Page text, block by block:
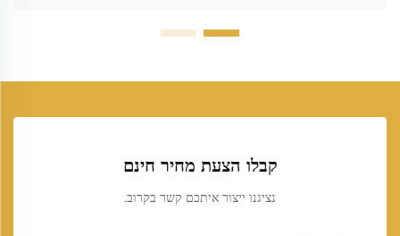
קבלו הצעת מחיר חינם
נציגנו ייצור איתכם קשר בקרוב.